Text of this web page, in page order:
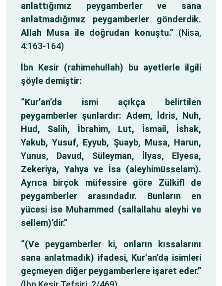
anlattığımız peygamberler ve sana
anlatmadığımız peygamberler gönderdik.
Allah Musa ile doğrudan konuştu.”(Nisa,
4:163-164)
İbn Kesir (rahimehullah) bu ayetlerle ilgili
şöyle demiştir:
“Kur’an’da ismi açıkça belirtilen
peygamberler şunlardır: Adem, İdris, Nuh,
Hud, Salih, İbrahim, Lut, İsmail, İshak,
Yakub, Yusuf, Eyyub, Şuayb, Musa, Harun,
Yunus, Davud, Süleyman, İlyas, Elyesa,
Zekeriya, Yahya ve İsa (aleyhimüsselam).
Ayrıca birçok müfessire göre Zülkifl de
peygamberler arasındadır. Bunların en
yücesi ise Muhammed (sallallahu aleyhi ve
sellem)’dir.”
“(Ve peygamberler ki, onların kıssalarını
sana anlatmadık) ifadesi, Kur’an’da isimleri
geçmeyen diğer peygamberlere işaret eder.”